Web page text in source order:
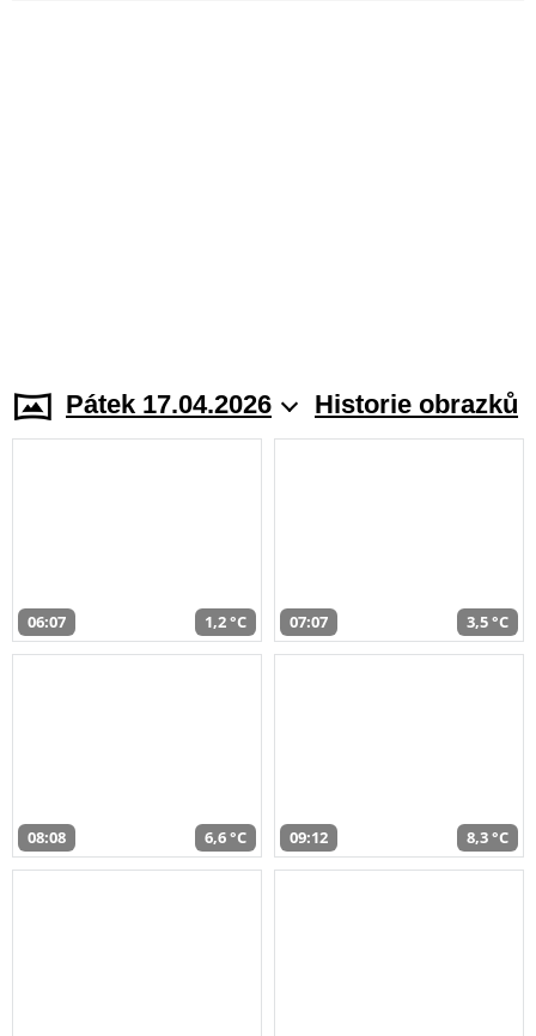
Pátek 17.04.2026 Historie obrazků
06:07 1,2 °C 07:07 3,5 °C
08:08 6,6 °C 09:12 8,3 °C